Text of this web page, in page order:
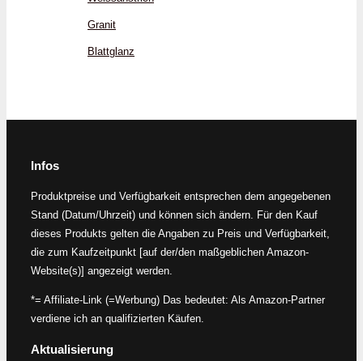
Granit
Blattglanz
Infos
Produktpreise und Verfügbarkeit entsprechen dem angegebenen
Stand (Datum/Uhrzeit) und können sich ändern. Für den Kauf
dieses Produkts gelten die Angaben zu Preis und Verfügbarkeit,
die zum Kaufzeitpunkt [auf der/den maßgeblichen Amazon-
Website(s)] angezeigt werden.
*= Affiliate-Link (=Werbung) Das bedeutet: Als Amazon-Partner
verdiene ich an qualifizierten Käufen.
Aktualisierung